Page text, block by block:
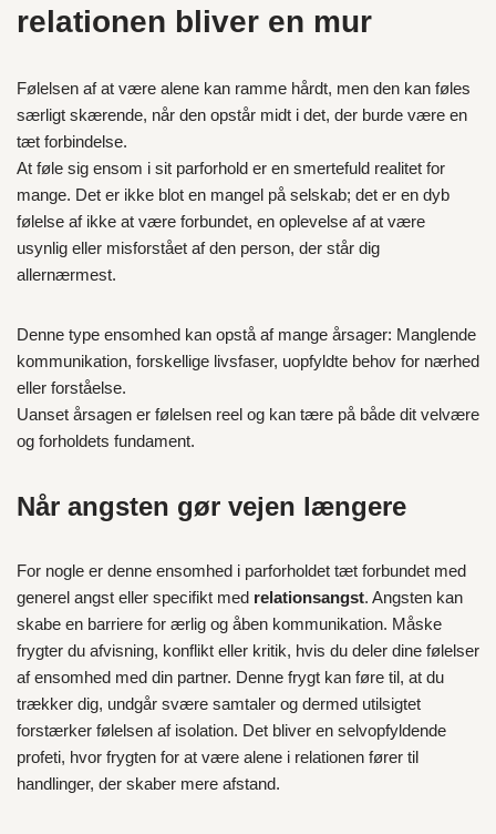
relationen bliver en mur
Følelsen af at være alene kan ramme hårdt, men den kan føles
særligt skærende, når den opstår midt i det, der burde være en
tæt forbindelse.
At føle sig ensom i sit parforhold er en smertefuld realitet for
mange. Det er ikke blot en mangel på selskab; det er en dyb
følelse af ikke at være forbundet, en oplevelse af at være
usynlig eller misforstået af den person, der står dig
allernærmest.
Denne type ensomhed kan opstå af mange årsager: Manglende
kommunikation, forskellige livsfaser, uopfyldte behov for nærhed
eller forståelse.
Uanset årsagen er følelsen reel og kan tære på både dit velvære
og forholdets fundament.
Når angsten gør vejen længere
For nogle er denne ensomhed i parforholdet tæt forbundet med
generel angst eller specifikt med relationsangst. Angsten kan
skabe en barriere for ærlig og åben kommunikation. Måske
frygter du afvisning, konflikt eller kritik, hvis du deler dine følelser
af ensomhed med din partner. Denne frygt kan føre til, at du
trækker dig, undgår svære samtaler og dermed utilsigtet
forstærker følelsen af isolation. Det bliver en selvopfyldende
profeti, hvor frygten for at være alene i relationen fører til
handlinger, der skaber mere afstand.